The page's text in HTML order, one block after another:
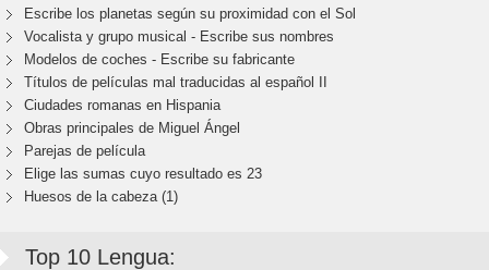
Escribe los planetas según su proximidad con el Sol
Vocalista y grupo musical - Escribe sus nombres
Modelos de coches - Escribe su fabricante
Títulos de películas mal traducidas al español II
Ciudades romanas en Hispania
Obras principales de Miguel Ángel
Parejas de película
Elige las sumas cuyo resultado es 23
Huesos de la cabeza (1)
Top 10 Lengua: